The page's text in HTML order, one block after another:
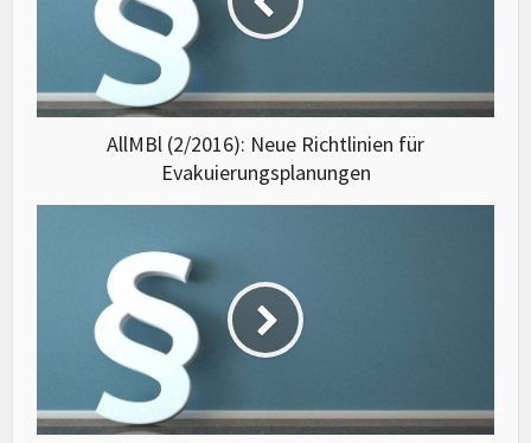
AllMBl (2/2016): Neue Richtlinien für
Evakuierungsplanungen